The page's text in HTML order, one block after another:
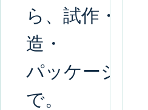
ら、試作・製
造・
パッケージま
で。